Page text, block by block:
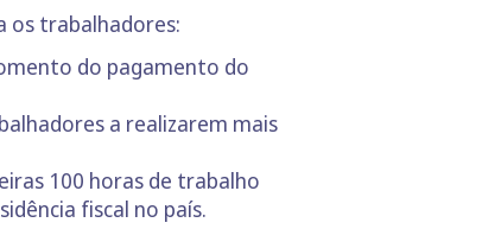
os trabalhadores:
do pagamento do
a realizarem mais
100 horas de trabalho
fiscal no país.